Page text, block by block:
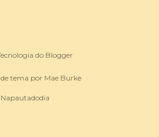
do Blogger
tema por Mae Burke
Napautadodia